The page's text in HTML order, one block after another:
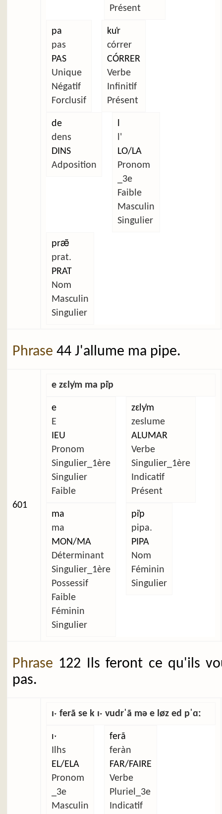
Présent
pa
pas
PAS
Unique
Négatif
Forclusif
ku̜r
córrer
CÓRRER
Verbe
Infinitif
Présent
de
dens
DINS
Adposition
l'
LO/LA
Pronom
_3e
Faible
Masculin
Singulier
præ̃
prat.
PRAT
Nom
Masculin
Singulier
Phrase 44 J'allume ma pipe.
601
e zɛly̜m ma pi̜p
e
E
IEU
Pronom
Singulier_1ère
Singulier
Faible
zɛly̜m
zeslume
ALUMAR
Verbe
Singulier_1ère
Indicatif
Présent
ma
ma
MON/MA
Déterminant
Singulier_1ère
Possessif
Faible
Féminin
Singulier
pi̜p
pipa.
PIPA
Nom
Féminin
Singulier
Phrase 122 Ils feront ce qu'ils
pas.
ɪˑ ferã se k ɪˑ vudrˈã mə e løz ed pˈɑː
ɪˑ
Ilhs
EL/ELA
Pronom
_3e
Masculin
ferã
feràn
FAR/FAIRE
Verbe
Pluriel_3e
Indicatif